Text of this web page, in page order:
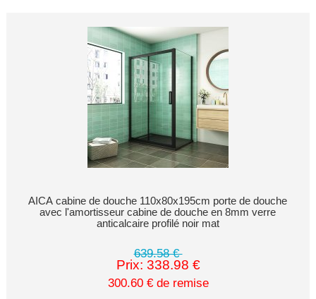
AICA cabine de douche 110x80x195cm porte de douche
avec l'amortisseur cabine de douche en 8mm verre
anticalcaire profilé noir mat
639.58 €
Prix: 338.98 €
300.60 € de remise